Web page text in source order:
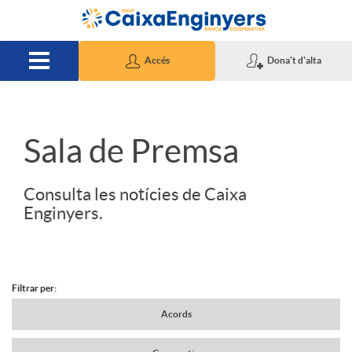
Salta al contingut principal
Accés Dona't d'alta
S
d
Sala de Premsa
Consulta les notícies de Caixa
Enginyers.
N
Filtrar per:
Acords